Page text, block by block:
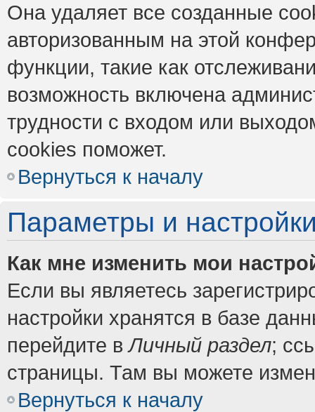
Она удаляет все созданные
авторизованным на этой
функции, такие как
возможность включена
трудности с входом или
cookies поможет.
Вернуться к началу
Параметры и
Как мне изменить мои
Если вы являетесь
настройки хранятся в базе
перейдите вЛичный раздел;
страницы. Там вы можете
Вернуться к началу